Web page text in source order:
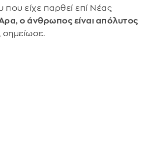
που είχε παρθεί επί Νέας
ο άνθρωπος είναι απόλυτος
σημείωσε.